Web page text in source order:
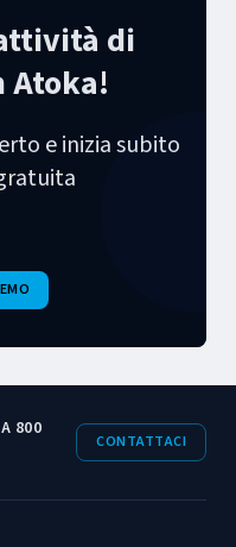
di
Atoka!
e inizia subito
800
CONTATTACI